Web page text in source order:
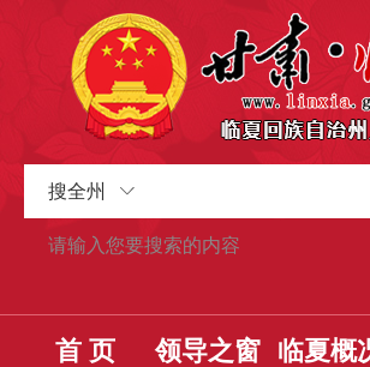
搜全州
首 页 领导之窗 临夏概